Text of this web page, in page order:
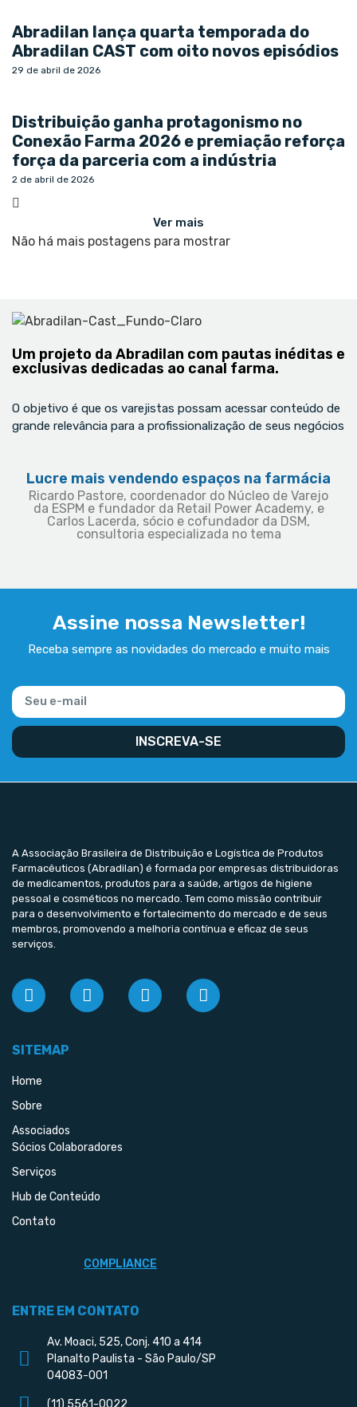
Abradilan lança quarta temporada do
Abradilan CAST com oito novos episódios
29 de abril de 2026
Distribuição ganha protagonismo no
Conexão Farma 2026 e premiação reforça
força da parceria com a indústria
2 de abril de 2026
Ver mais
Não há mais postagens para mostrar
Um projeto da Abradilan com pautas inéditas e
exclusivas dedicadas ao canal farma.
O objetivo é que os varejistas possam acessar conteúdo de
grande relevância para a profissionalização de seus negócios
Lucre mais vendendo espaços na farmácia
Ricardo Pastore, coordenador do Núcleo de Varejo
da ESPM e fundador da Retail Power Academy, e
Carlos Lacerda, sócio e cofundador da DSM,
consultoria especializada no tema
Assine nossa Newsletter!
Receba sempre as novidades do mercado e muito mais
INSCREVA-SE
A Associação Brasileira de Distribuição e Logística de Produtos
Farmacêuticos (Abradilan) é formada por empresas distribuidoras
de medicamentos, produtos para a saúde, artigos de higiene
pessoal e cosméticos no mercado. Tem como missão contribuir
para o desenvolvimento e fortalecimento do mercado e de seus
membros, promovendo a melhoria contínua e eficaz de seus
serviços.
SITEMAP
Home
Sobre
Associados
Sócios Colaboradores
Serviços
Hub de Conteúdo
Contato
COMPLIANCE
ENTRE EM CONTATO
Av. Moaci, 525, Conj. 410 a 414
Planalto Paulista - São Paulo/SP
04083-001
(11) 5561-0022